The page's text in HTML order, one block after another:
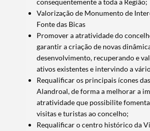
Termo de Pesquisa
consequentemente a toda a Região;
Valorização de Monumento de
Fonte das Bicas
Promover a atratividade do
garantir a criação de novas
desenvolvimento, recuperando e
ativos existentes e intervindo a
Requalificar os principais ícones
Alandroal, de forma a melhorar a
atratividade que possibilite
visitas e turistas ao concelho;
Requalificar o centro histórico da